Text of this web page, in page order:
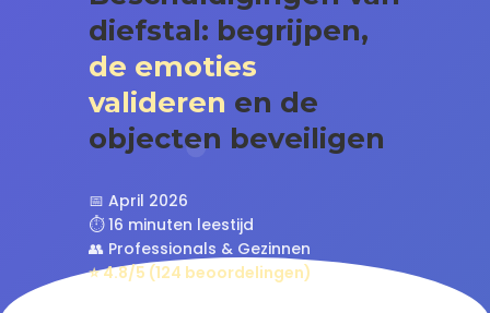
diefstal: begrijpen,
de emoties
valideren en de
objecten beveiligen
📅 April 2026
⏱️ 16 minuten leestijd
👥 Professionals & Gezinnen
⭐ 4.8/5 (124 beoordelingen)